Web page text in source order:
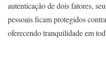
autenticação de dois fatores,
pessoais ficam protegidos
oferecendo tranquilidade em